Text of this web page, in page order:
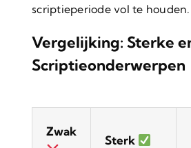
scriptieperiode vol te houden.
Vergelijking: Sterke
Scriptieonderwerpen
Zwak
Sterk